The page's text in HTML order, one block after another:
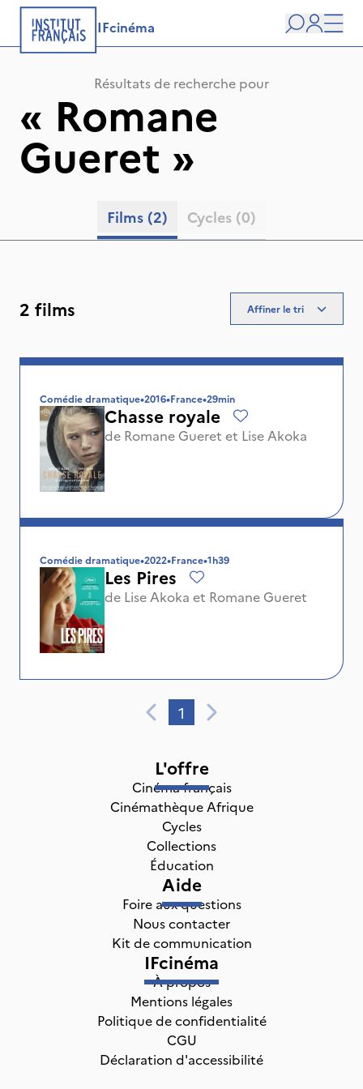
IFcinéma
user
Résultats de recherche pour
« Romane
Gueret »
Films (2) Cycles (0)
2 films Affiner le tri
Comédie dramatique•2016•France•29min
Chasse royale
de Romane Gueret et Lise Akoka
Comédie dramatique•2022•France•1h39
Les Pires
de Lise Akoka et Romane Gueret
1
L'offre
Cinéma français
Cinémathèque Afrique
Cycles
Collections
Éducation
Aide
Foire aux questions
Nous contacter
Kit de communication
IFcinéma
À propos
Mentions légales
Politique de confidentialité
CGU
Déclaration d'accessibilité